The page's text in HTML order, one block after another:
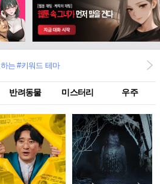
는 #키워드 테마
반려동물 미스터리 우주